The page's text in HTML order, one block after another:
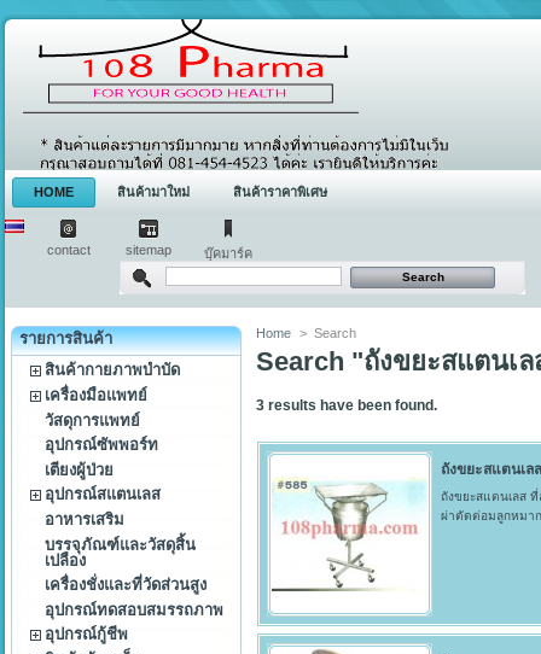
HOME สินค้ามาใหม่ สินค้าราคาพิเศษ
contact sitemap บุ๊คมาร์ค
รายการสินค้า
สินค้ากายภาพบำบัด
เครื่องมือแพทย์
วัสดุการแพทย์
อุปกรณ์ซัพพอร์ท
เตียงผู้ป่วย
อุปกรณ์สแตนเลส
อาหารเสริม
บรรจุภัณฑ์และวัสดุสิ้น
เปลือง
เครื่องชั่งและที่วัดส่วนสูง
อุปกรณ์ทดสอบสมรรถภาพ
อุปกรณ์กู้ชีพ
Home > Search
Search "ถังขยะสแตนเ
3 results have been found.
ถังขยะสแตนเล
ถังขยะสแตนเลส ที่
ผ่าตัดต่อมลูกหมาก